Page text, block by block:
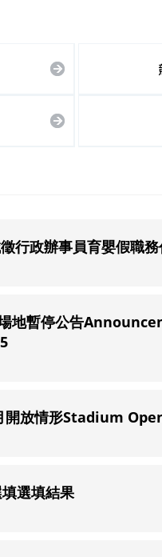
行政辦事員育嬰假職
場地暫停公告
開放情形Stadium
選填結果